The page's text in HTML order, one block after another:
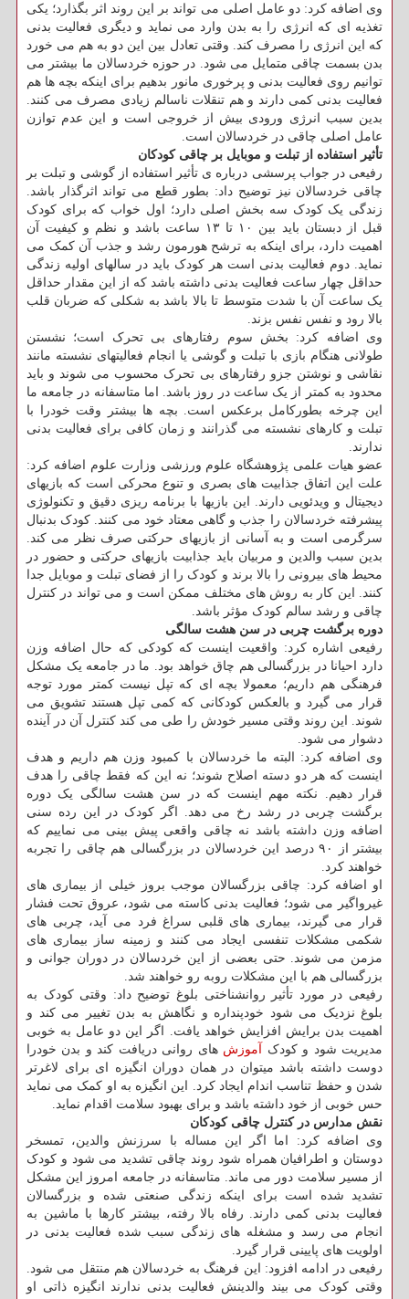
وی اضافه کرد: دو عامل اصلی می تواند بر این روند اثر بگذارد؛ یکی
تغذیه ای که انرژی را به بدن وارد می نماید و دیگری فعالیت بدنی
که این انرژی را مصرف کند. وقتی تعادل بین این دو به هم می خورد
بدن بسمت چاقی متمایل می شود. در حوزه خردسالان ما بیشتر می
توانیم روی فعالیت بدنی و پرخوری مانور بدهیم برای اینکه بچه ها هم
فعالیت بدنی کمی دارند و هم تنقلات ناسالم زیادی مصرف می کنند.
بدین سبب انرژی ورودی بیش از خروجی است و این عدم توازن
عامل اصلی چاقی در خردسالان است.
تأثیر استفاده از تبلت و موبایل بر چاقی کودکان
رفیعی در جواب پرسشی درباره ی تأثیر استفاده از گوشی و تبلت بر
چاقی خردسالان نیز توضیح داد: بطور قطع می تواند اثرگذار باشد.
زندگی یک کودک سه بخش اصلی دارد؛ اول خواب که برای کودک
قبل از دبستان باید بین ۱۰ تا ۱۳ ساعت باشد و نظم و کیفیت آن
اهمیت دارد، برای اینکه به ترشح هورمون رشد و جذب آن کمک می
نماید. دوم فعالیت بدنی است هر کودک باید در سالهای اولیه زندگی
حداقل چهار ساعت فعالیت بدنی داشته باشد که از این مقدار حداقل
یک ساعت آن با شدت متوسط تا بالا باشد به شکلی که ضربان قلب
بالا رود و نفس نفس بزند.
وی اضافه کرد: بخش سوم رفتارهای بی تحرک است؛ نشستن
طولانی هنگام بازی با تبلت و گوشی یا انجام فعالیتهای نشسته مانند
نقاشی و نوشتن جزو رفتارهای بی تحرک محسوب می شوند و باید
محدود به کمتر از یک ساعت در روز باشد. اما متاسفانه در جامعه ما
این چرخه بطورکامل برعکس است. بچه ها بیشتر وقت خودرا با
تبلت و کارهای نشسته می گذرانند و زمان کافی برای فعالیت بدنی
ندارند.
عضو هیات علمی پژوهشگاه علوم ورزشی وزارت علوم اضافه کرد:
علت این اتفاق جذابیت های بصری و تنوع محرکی است که بازیهای
دیجیتال و ویدئویی دارند. این بازیها با برنامه ریزی دقیق و تکنولوژی
پیشرفته خردسالان را جذب و گاهی معتاد خود می کنند. کودک بدنبال
سرگرمی است و به آسانی از بازیهای حرکتی صرف نظر می کند.
بدین سبب والدین و مربیان باید جذابیت بازیهای حرکتی و حضور در
محیط های بیرونی را بالا برند و کودک را از فضای تبلت و موبایل جدا
کنند. این کار به روش های مختلف ممکن است و می تواند در کنترل
چاقی و رشد سالم کودک مؤثر باشد.
دوره برگشت چربی در سن هشت سالگی
رفیعی اشاره کرد: واقعیت اینست که کودکی که حال اضافه وزن
دارد احیانا در بزرگسالی هم چاق خواهد بود. ما در جامعه یک مشکل
فرهنگی هم داریم؛ معمولا بچه ای که تپل نیست کمتر مورد توجه
قرار می گیرد و بالعکس کودکانی که کمی تپل هستند تشویق می
شوند. این روند وقتی مسیر خودش را طی می کند کنترل آن در آینده
دشوار می شود.
وی اضافه کرد: البته ما خردسالان با کمبود وزن هم داریم و هدف
اینست که هر دو دسته اصلاح شوند؛ نه این که فقط چاقی را هدف
قرار دهیم. نکته مهم اینست که در سن هشت سالگی یک دوره
برگشت چربی در رشد رخ می دهد. اگر کودک در این رده سنی
اضافه وزن داشته باشد نه چاقی واقعی پیش بینی می نماییم که
بیشتر از ۹۰ درصد این خردسالان در بزرگسالی هم چاقی را تجربه
خواهند کرد.
او اضافه کرد: چاقی بزرگسالان موجب بروز خیلی از بیماری های
غیرواگیر می شود؛ فعالیت بدنی کاسته می شود، عروق تحت فشار
قرار می گیرند، بیماری های قلبی سراغ فرد می آید، چربی های
شکمی مشکلات تنفسی ایجاد می کنند و زمینه ساز بیماری های
مزمن می شوند. حتی بعضی از این خردسالان در دوران جوانی و
بزرگسالی هم با این مشکلات روبه رو خواهند شد.
رفیعی در مورد تأثیر روانشناختی بلوغ توضیح داد: وقتی کودک به
بلوغ نزدیک می شود خودپنداره و نگاهش به بدن تغییر می کند و
اهمیت بدن برایش افزایش خواهد یافت. اگر این دو عامل به خوبی
مدیریت شود و کودک آموزش های روانی دریافت کند و بدن خودرا
دوست داشته باشد میتوان در همان دوران انگیزه ای برای لاغرتر
شدن و حفظ تناسب اندام ایجاد کرد. این انگیزه به او کمک می نماید
حس خوبی از خود داشته باشد و برای بهبود سلامت اقدام نماید.
نقش مدارس در کنترل چاقی کودکان
وی اضافه کرد: اما اگر این مساله با سرزنش والدین، تمسخر
دوستان و اطرافیان همراه شود روند چاقی تشدید می شود و کودک
از مسیر سلامت دور می ماند. متاسفانه در جامعه امروز این مشکل
تشدید شده است برای اینکه زندگی صنعتی شده و بزرگسالان
فعالیت بدنی کمی دارند. رفاه بالا رفته، بیشتر کارها با ماشین به
انجام می رسد و مشغله های زندگی سبب شده فعالیت بدنی در
اولویت های پایینی قرار گیرد.
رفیعی در ادامه افزود: این فرهنگ به خردسالان هم منتقل می شود.
وقتی کودک می بیند والدینش فعالیت بدنی ندارند انگیزه ذاتی او